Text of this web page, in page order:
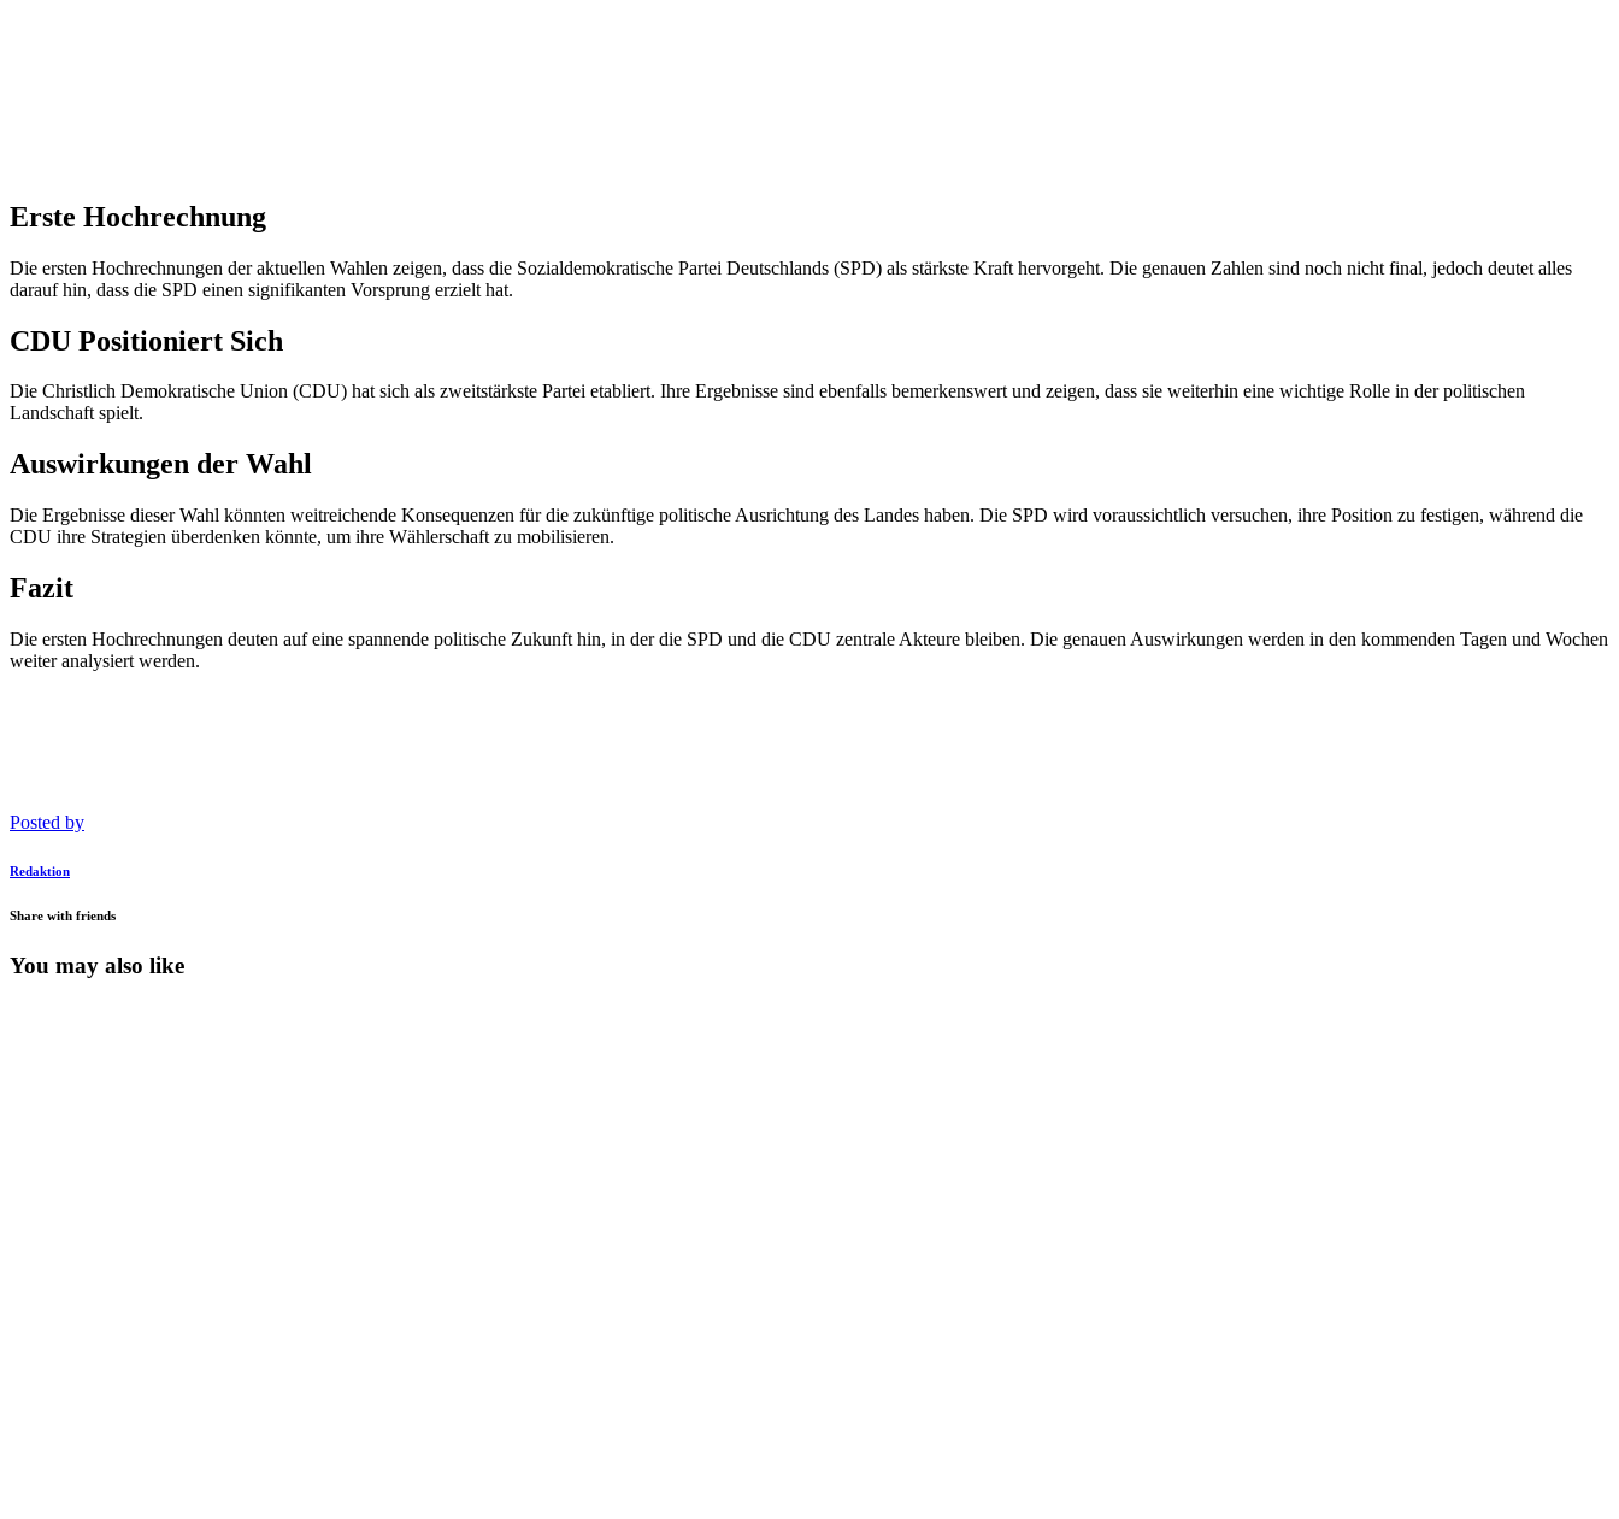
Erste Hochrechnung
Die ersten Hochrechnungen der aktuellen Wahlen zeigen, dass die Sozialdemokratische Partei Deutschlands (SPD) als stärkste Kraft hervorgeht. Die genauen Zahlen sind noch nicht final, jedoch deutet alles
darauf hin, dass die SPD einen signifikanten Vorsprung erzielt hat.
CDU Positioniert Sich
Die Christlich Demokratische Union (CDU) hat sich als zweitstärkste Partei etabliert. Ihre Ergebnisse sind ebenfalls bemerkenswert und zeigen, dass sie weiterhin eine wichtige Rolle in der politischen
Landschaft spielt.
Auswirkungen der Wahl
Die Ergebnisse dieser Wahl könnten weitreichende Konsequenzen für die zukünftige politische Ausrichtung des Landes haben. Die SPD wird voraussichtlich versuchen, ihre Position zu festigen, während die
CDU ihre Strategien überdenken könnte, um ihre Wählerschaft zu mobilisieren.
Fazit
Die ersten Hochrechnungen deuten auf eine spannende politische Zukunft hin, in der die SPD und die CDU zentrale Akteure bleiben. Die genauen Auswirkungen werden in den kommenden Tagen und Wochen
weiter analysiert werden.
Posted by
Redaktion
Share with friends
You may also like